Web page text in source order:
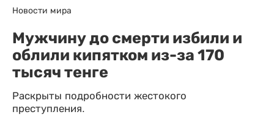
Новости мира
Мужчину до смерти избили и
облили кипятком из-за 170
тысяч тенге
Раскрыты подробности жестокого
преступления.